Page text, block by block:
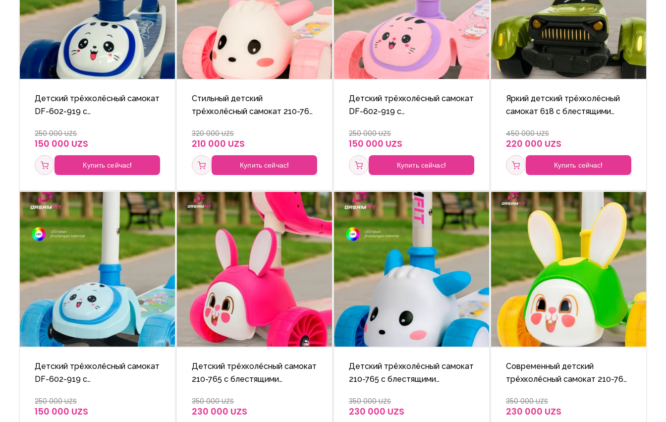
Детский трёхколёсный самокат
DF-602-919 с
и регулируемой по высоте
250 000 UZS
150 000 UZS
Купить сейчас!
Стильный детский
трёхколёсный самокат 210-765
и регулируемой по высоте
320 000 UZS
210 000 UZS
Купить сейчас!
Детский трёхколёсный самокат
DF-602-919 с
и регулируемой по высоте
250 000 UZS
150 000 UZS
Купить сейчас!
Яркий детский трёхколёсный
самокат 618 с блестящими
регулируемой высотой.
450 000 UZS
220 000 UZS
Купить сейчас!
Детский трёхколёсный самокат
DF-602-919 с
и регулируемой по высоте
250 000 UZS
150 000 UZS
Детский трёхколёсный самокат
210-765 с блестящими
высоте ручкой.
350 000 UZS
230 000 UZS
Детский трёхколёсный самокат
210-765 с блестящими
высоте ручкой.
350 000 UZS
230 000 UZS
Современный детский
трёхколёсный самокат 210-765
регулируемой ручкой по
350 000 UZS
230 000 UZS